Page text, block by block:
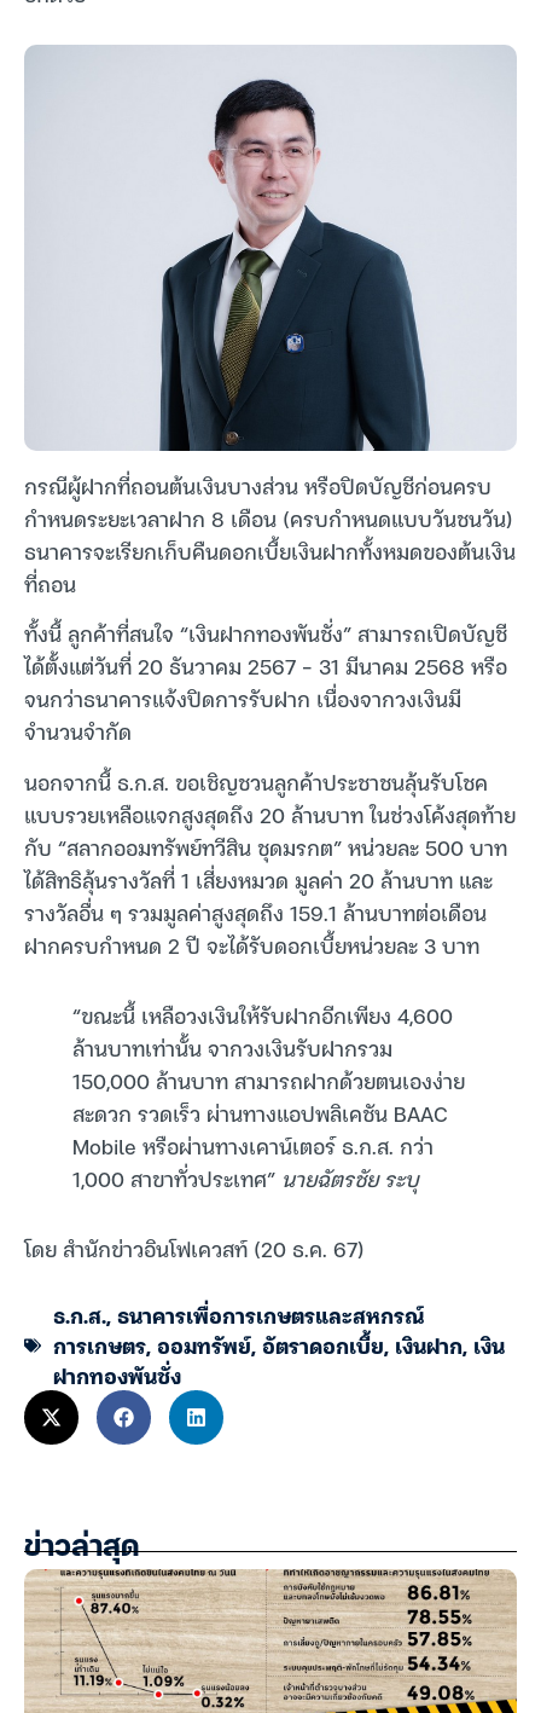
กรณีผู้ฝากที่ถอนต้นเงินบางส่วน หรือปิดบัญชีก่อนครบ
กำหนดระยะเวลาฝาก 8 เดือน (ครบกำหนดแบบวันชนวัน)
ธนาคารจะเรียกเก็บคืนดอกเบี้ยเงินฝากทั้งหมดของต้นเงิน
ที่ถอน
ทั้งนี้ ลูกค้าที่สนใจ “เงินฝากทองพันชั่ง” สามารถเปิดบัญชี
ได้ตั้งแต่วันที่ 20 ธันวาคม 2567 – 31 มีนาคม 2568 หรือ
จนกว่าธนาคารแจ้งปิดการรับฝาก เนื่องจากวงเงินมี
จำนวนจำกัด
นอกจากนี้ ธ.ก.ส. ขอเชิญชวนลูกค้าประชาชนลุ้นรับโชค
แบบรวยเหลือแจกสูงสุดถึง 20 ล้านบาท ในช่วงโค้งสุดท้าย
กับ “สลากออมทรัพย์ทวีสิน ชุดมรกต” หน่วยละ 500 บาท
ได้สิทธิลุ้นรางวัลที่ 1 เสี่ยงหมวด มูลค่า 20 ล้านบาท และ
รางวัลอื่น ๆ รวมมูลค่าสูงสุดถึง 159.1 ล้านบาทต่อเดือน
ฝากครบกำหนด 2 ปี จะได้รับดอกเบี้ยหน่วยละ 3 บาท
“ขณะนี้ เหลือวงเงินให้รับฝากอีกเพียง 4,600
ล้านบาทเท่านั้น จากวงเงินรับฝากรวม
150,000 ล้านบาท สามารถฝากด้วยตนเองง่าย
สะดวก รวดเร็ว ผ่านทางแอปพลิเคชัน BAAC
Mobile หรือผ่านทางเคาน์เตอร์ ธ.ก.ส. กว่า
1,000 สาขาทั่วประเทศ” นายฉัตรชัย ระบุ
โดย สำนักข่าวอินโฟเควสท์ (20 ธ.ค. 67)
ธ.ก.ส.,ธนาคารเพื่อการเกษตรและสหกรณ์
การเกษตร,ออมทรัพย์,อัตราดอกเบี้ย, เงินฝาก, เงิน
ฝากทองพันชั่ง
ข่าวล่าสุด